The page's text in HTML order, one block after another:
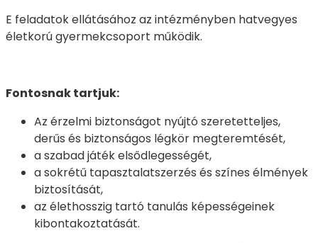
E feladatok ellátásához az intézményben hatvegyes
életkorú gyermekcsoport működik.
Fontosnak tartjuk:
Az érzelmi biztonságot nyújtó szeretetteljes,
derűs és biztonságos légkör megteremtését,
a szabad játék elsődlegességét,
a sokrétű tapasztalatszerzés és színes élmények
biztosítását,
az élethosszig tartó tanulás képességeinek
kibontakoztatását.